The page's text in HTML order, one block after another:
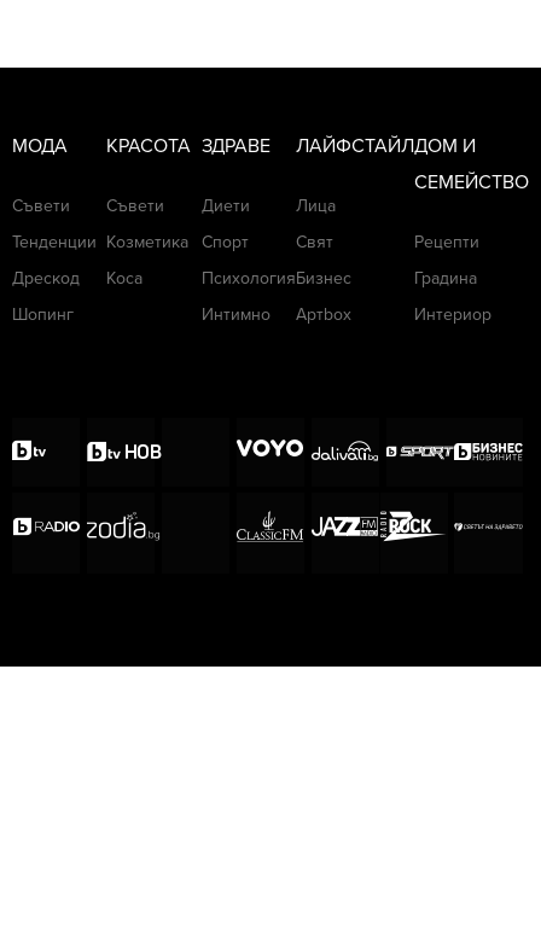
МОДА
Съвети
Тенденции
Дрескод
Шопинг
КРАСОТА
Съвети
Козметика
Коса
ЗДРАВЕ
Диети
Спорт
Психология
Интимно
ЛАЙФСТАЙЛ
Лица
Свят
Бизнес
Артbox
ДОМ И
СЕМЕЙСТВО
Рецепти
Градина
Интериор